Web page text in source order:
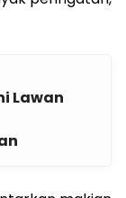
Lawan